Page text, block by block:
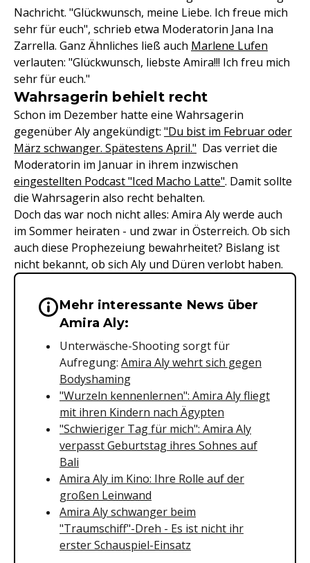
Nachricht. "Glückwunsch, meine Liebe. Ich freue mich
sehr für euch", schrieb etwa Moderatorin Jana Ina
Zarrella. Ganz Ähnliches ließ auch Marlene Lufen
verlauten: "Glückwunsch, liebste Amira!!! Ich freu mich
sehr für euch."
Wahrsagerin behielt recht
Schon im Dezember hatte eine Wahrsagerin
gegenüber Aly angekündigt: "Du bist im Februar oder
März schwanger. Spätestens April." Das verriet die
Moderatorin im Januar in ihrem inzwischen
eingestellten Podcast "Iced Macho Latte". Damit sollte
die Wahrsagerin also recht behalten.
Doch das war noch nicht alles: Amira Aly werde auch
im Sommer heiraten - und zwar in Österreich. Ob sich
auch diese Prophezeiung bewahrheitet? Bislang ist
nicht bekannt, ob sich Aly und Düren verlobt haben.
Wichtige Hinweise &
Mehr interessante News über
Amira Aly:
Unterwäsche-Shooting sorgt für
Aufregung: Amira Aly wehrt sich gegen
Bodyshaming
"Wurzeln kennenlernen": Amira Aly fliegt
mit ihren Kindern nach Ägypten
"Schwieriger Tag für mich": Amira Aly
verpasst Geburtstag ihres Sohnes auf
Bali
Amira Aly im Kino: Ihre Rolle auf der
großen Leinwand
Amira Aly schwanger beim
"Traumschiff"-Dreh - Es ist nicht ihr
erster Schauspiel-Einsatz